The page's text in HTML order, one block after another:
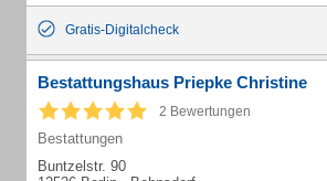
Gratis-Digitalcheck
Bestattungshaus Priepke Christine
2 Bewertungen
Bestattungen
Buntzelstr. 90